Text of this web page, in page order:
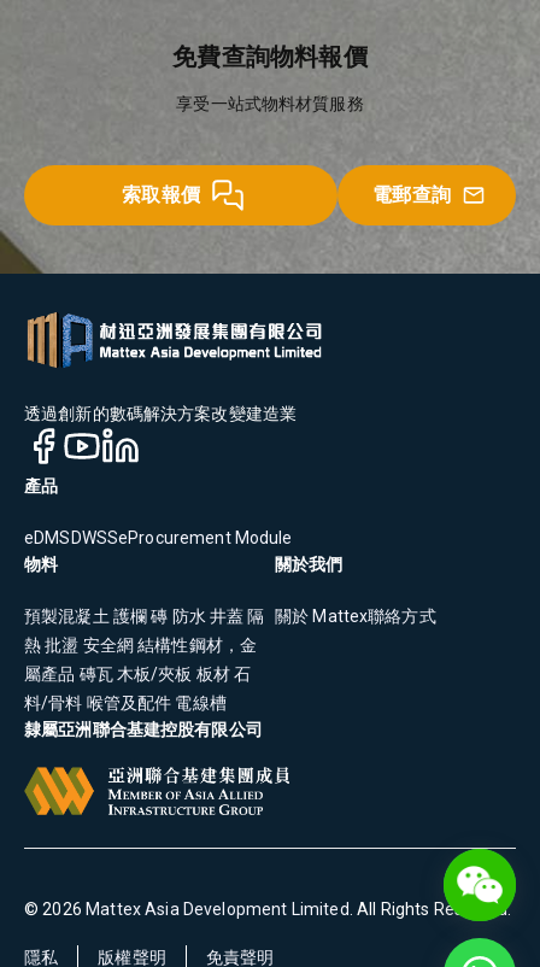
免費查詢物料報價
享受一站式物料材質服務
索取報價 電郵查詢
透過創新的數碼解決方案改變建造業
產品
eDMS DWSSeProcurement Module
物料
預製混凝土 護欄磚 防水 井蓋 隔
熱 批盪 安全網 結構性鋼材，金
屬產品 磚瓦 木板/夾板 板材石
料/骨料 喉管及配件 電線槽
關於我們
關於 Mattex聯絡方式
隸屬亞洲聯合基建控股有限公司
©2026 Mattex Asia Development Limited . All Rights Reserved.
隱私 版權聲明 免責聲明